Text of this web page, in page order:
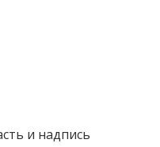
и надпись